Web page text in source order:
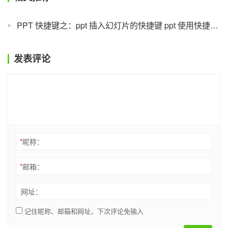
PPT 快捷键之：ppt 插入幻灯片的快捷键 ppt 使用快捷键快速插入幻灯片
发表评论
*昵称：
*邮箱：
网址：
记住昵称、邮箱和网址，下次评论免输入